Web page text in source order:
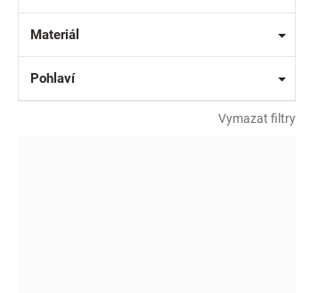
Materiál
Pohlaví
Vymazat filtry